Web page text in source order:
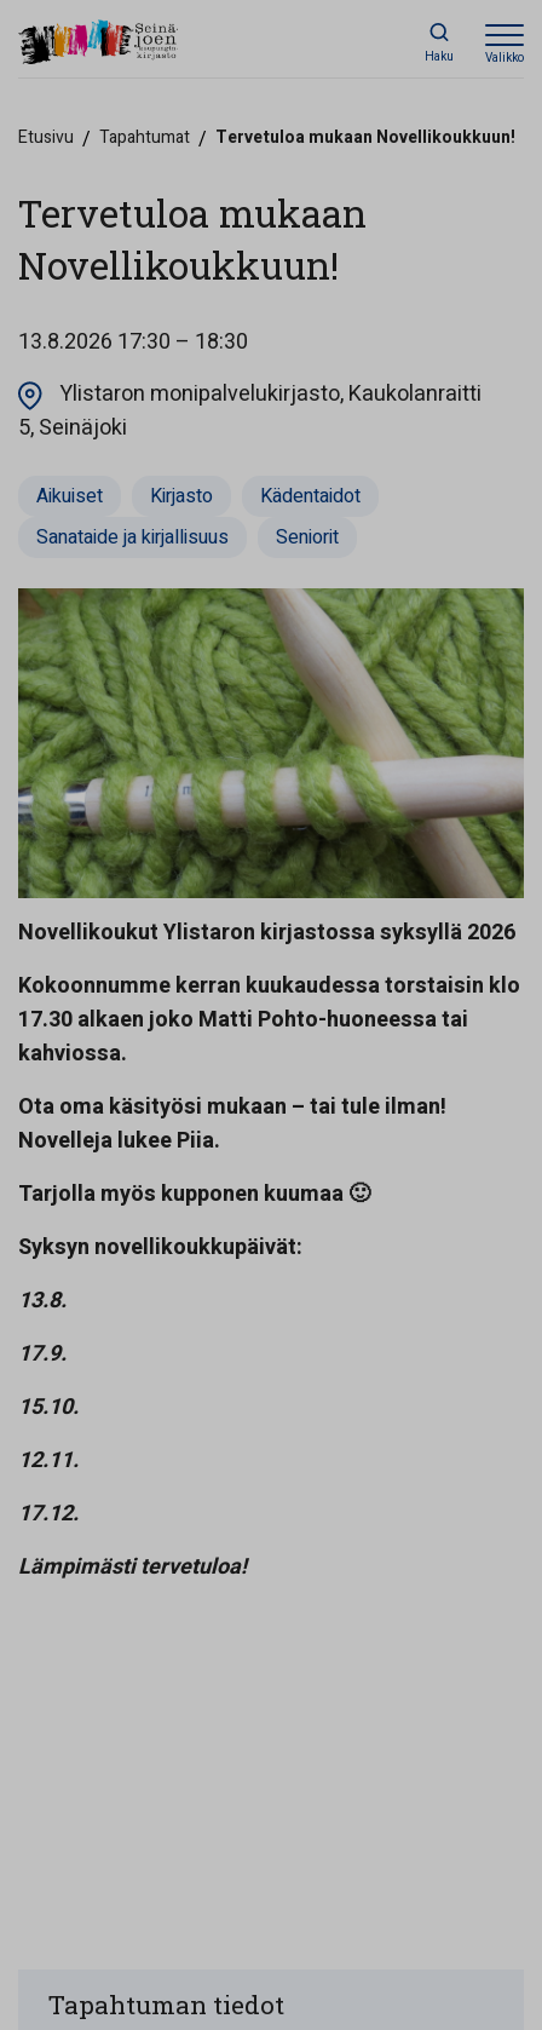
Haku Valikko
Etusivu / Tapahtumat / Tervetuloa mukaan Novellikoukkuun!
Tervetuloa mukaan
Novellikoukkuun!
13.8.2026 17:30 – 18:30
Ylistaron monipalvelukirjasto, Kaukolanraitti
5, Seinäjoki
Aikuiset Kirjasto
Kädentaidot
Sanataide ja kirjallisuus
Seniorit
Novellikoukut Ylistaron kirjastossa syksyllä 2026
Kokoonnumme kerran kuukaudessa torstaisin klo
17.30 alkaen joko Matti Pohto-huoneessa tai
kahviossa.
Ota oma käsityösi mukaan – tai tule ilman!
Novelleja lukee Piia.
Tarjolla myös kupponen kuumaa 🙂
Syksyn novellikoukkupäivät:
13.8.
17.9.
15.10.
12.11.
17.12.
Lämpimästi tervetuloa!
Tapahtuman tiedot